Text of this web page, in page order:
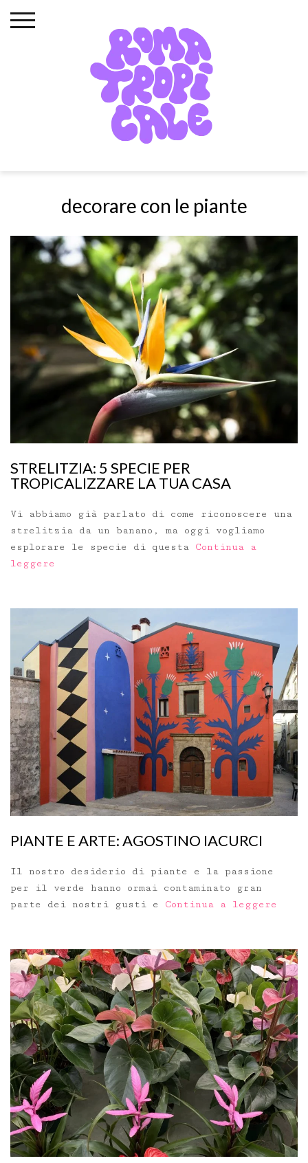
to
decorare con le piante
STRELITZIA: 5 SPECIE PER
TROPICALIZZARE LA TUA CASA
Vi abbiamo già parlato di come riconoscere una
strelitzia da un banano, ma oggi vogliamo
esplorare le specie di questa Continua a
leggere
PIANTE E ARTE: AGOSTINO IACURCI
Il nostro desiderio di piante e la passione
per il verde hanno ormai contaminato gran
parte dei nostri gusti e Continua a leggere